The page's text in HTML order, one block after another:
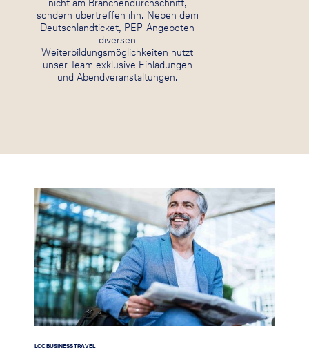
nicht am Branchendurchschnitt,
sondern übertreffen ihn. Neben dem
Deutschlandticket, PEP-Angeboten
diversen
Weiterbildungsmöglichkeiten nutzt
unser Team exklusive Einladungen
und Abendveranstaltungen.
LCC BUSINESS TRAVEL